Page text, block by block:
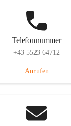
Telefonnummer
+43 5523 64712
Anrufen